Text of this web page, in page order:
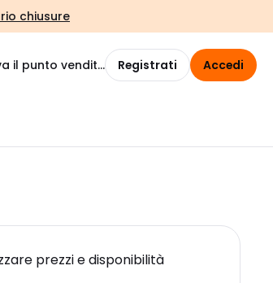
chiusure
il punto vendita Registrati Accedi
prezzi e disponibilità